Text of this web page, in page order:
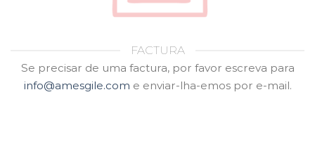
FACTURA
Se precisar de uma factura, por favor escreva para
info@amesgile.com e enviar-lha-emos por e-mail.